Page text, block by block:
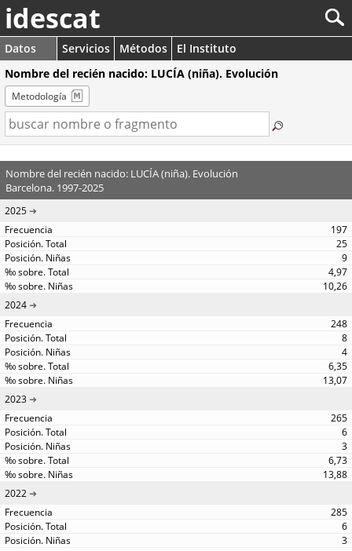
idescat
Datos Servicios Métodos
El Instituto
Nombre del recién nacido: LUCÍA (niña). Evolución
Metodología
Nombre del recién nacido: LUCÍA (niña). Evolución
Barcelona. 1997-2025
2025
197
25
9
4,97
10,26
2024
248
8
4
6,35
13,07
2023
265
6
3
6,73
13,88
2022
285
6
3